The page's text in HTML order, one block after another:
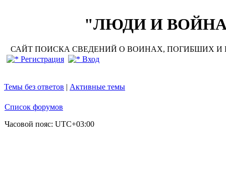
"ЛЮДИ И ВОЙНА"
САЙТ ПОИСКА СВЕДЕНИЙ О ВОИНАХ, ПОГИБШИХ И
Регистрация
Вход
Темы без ответов | Активные темы
Список форумов
Часовой пояс: UTC+03:00